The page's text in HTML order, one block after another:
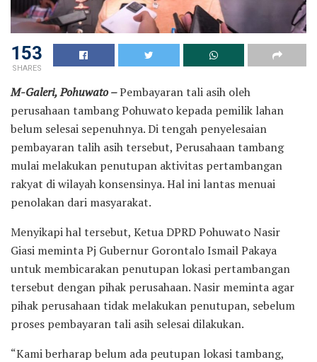
153
SHARES
M-Galeri, Pohuwato –Pembayaran tali asih oleh
perusahaan tambang Pohuwato kepada pemilik lahan
belum selesai sepenuhnya. Di tengah penyelesaian
pembayaran talih asih tersebut, Perusahaan tambang
mulai melakukan penutupan aktivitas pertambangan
rakyat di wilayah konsensinya. Hal ini lantas menuai
penolakan dari masyarakat.
Menyikapi hal tersebut, Ketua DPRD Pohuwato Nasir
Giasi meminta Pj Gubernur Gorontalo Ismail Pakaya
untuk membicarakan penutupan lokasi pertambangan
tersebut dengan pihak perusahaan. Nasir meminta agar
pihak perusahaan tidak melakukan penutupan, sebelum
proses pembayaran tali asih selesai dilakukan.
“Kami berharap belum ada peutupan lokasi tambang,